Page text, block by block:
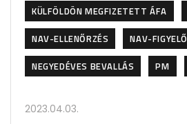
KÜLFÖLDÖN MEGFIZETETT ÁFA
NAV-ELLENŐRZÉS
NAV-FIGYELŐ
NEGYEDÉVES BEVALLÁS
PM
2023.04.03.